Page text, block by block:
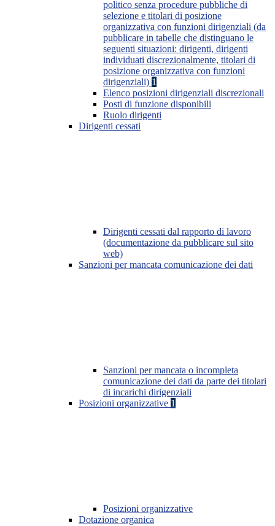
politico senza procedure pubbliche di
selezione e titolari di posizione
organizzativa con funzioni dirigenziali (da
pubblicare in tabelle che distinguano le
seguenti situazioni: dirigenti, dirigenti
individuati discrezionalmente, titolari di
posizione organizzativa con funzioni
dirigenziali) 1
Elenco posizioni dirigenziali discrezionali
Posti di funzione disponibili
Ruolo dirigenti
Dirigenti cessati
Dirigenti cessati dal rapporto di lavoro
(documentazione da pubblicare sul sito
web)
Sanzioni per mancata comunicazione dei dati
Sanzioni per mancata o incompleta
comunicazione dei dati da parte dei titolari
di incarichi dirigenziali
Posizioni organizzative 1
Posizioni organizzative
Dotazione organica